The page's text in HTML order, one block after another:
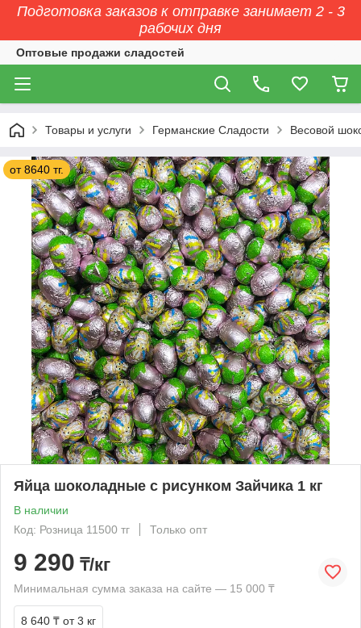
Подготовка заказов к отправке занимает 2 - 3
рабочих дня
Оптовые продажи сладостей
Товары и услуги Германские Сладости Весовой
от 8640 тг.
Яйца шоколадные с рисунком Зайчика 1 кг
В наличии
Код: Розница 11500 тг
Только опт
9 290 ₸/кг
Минимальная сумма заказа на сайте — 15 000 ₸
8 640 ₸ от 3 кг